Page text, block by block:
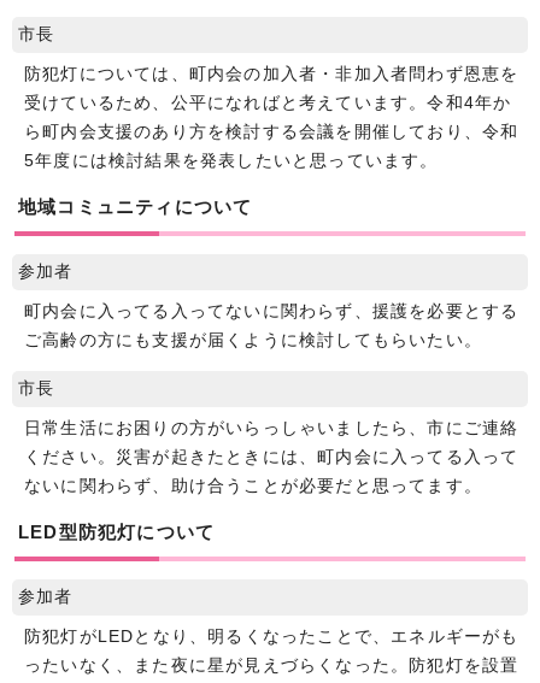
市長
防犯灯については、町内会の加入者・非加入者問わず恩恵を
受けているため、公平になればと考えています。令和4年か
ら町内会支援のあり方を検討する会議を開催しており、令和
5年度には検討結果を発表したいと思っています。
地域コミュニティについて
参加者
町内会に入ってる入ってないに関わらず、援護を必要とする
ご高齢の方にも支援が届くように検討してもらいたい。
市長
日常生活にお困りの方がいらっしゃいましたら、市にご連絡
ください。災害が起きたときには、町内会に入ってる入って
ないに関わらず、助け合うことが必要だと思ってます。
LED型防犯灯について
参加者
防犯灯がLEDとなり、明るくなったことで、エネルギーがも
ったいなく、また夜に星が見えづらくなった。防犯灯を設置